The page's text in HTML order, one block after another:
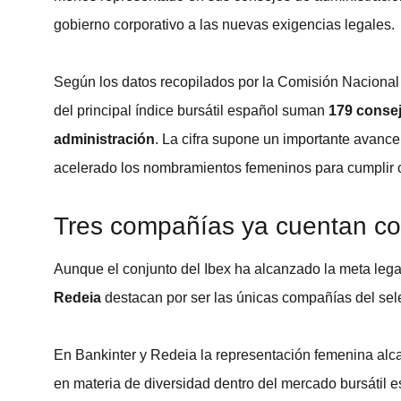
gobierno corporativo a las nuevas exigencias legales.
Según los datos recopilados por la Comisión
del principal índice bursátil español suman 179
administración. La cifra supone un importante
acelerado los nombramientos femeninos para cumplir
Tres compañías ya cuentan
Aunque el conjunto del Ibex ha alcanzado la meta
Redeia destacan por ser las únicas compañías del
En Bankinter y Redeia la representación femenina
en materia de diversidad dentro del mercado bursátil